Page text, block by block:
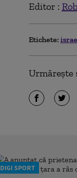
Editor :
Etichete:
Urmărește
DIGI SPORT